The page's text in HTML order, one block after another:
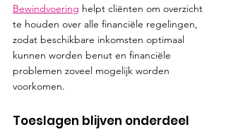
Bewindvoering helpt cliënten om overzicht
te houden over alle financiële regelingen,
zodat beschikbare inkomsten optimaal
kunnen worden benut en financiële
problemen zoveel mogelijk worden
voorkomen.
Toeslagen blijven onderdeel